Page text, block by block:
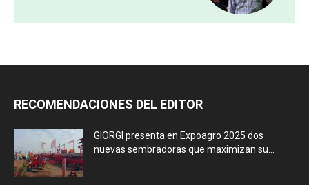
RECOMENDACIONES DEL EDITOR
GIORGI presenta en Expoagro 2025 dos
nuevas sembradoras que maximizan su...